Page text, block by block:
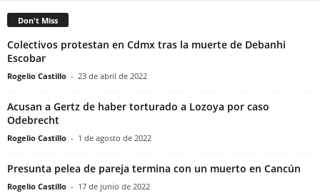
Don't Miss
Colectivos protestan en Cdmx tras la muerte de Debanhi
Escobar
Rogelio Castillo - 23 de abril de 2022
Acusan a Gertz de haber torturado a Lozoya por caso
Odebrecht
Rogelio Castillo - 1 de agosto de 2022
Presunta pelea de pareja termina con un muerto en Cancún
Rogelio Castillo - 17 de junio de 2022